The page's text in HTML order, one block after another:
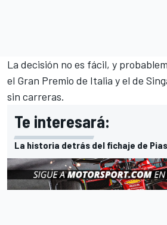
La decisión no es fácil, y
el Gran Premio de Italia y el de
sin carreras.
Te interesará:
La historia detrás del fichaje de